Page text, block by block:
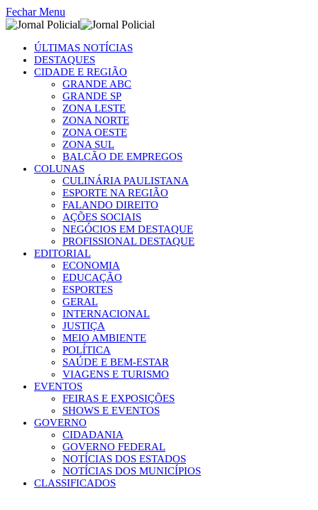
Fechar Menu
ÚLTIMAS NOTÍCIAS
DESTAQUES
CIDADE E REGIÃO
GRANDE ABC
GRANDE SP
ZONA LESTE
ZONA NORTE
ZONA OESTE
ZONA SUL
BALCÃO DE EMPREGOS
COLUNAS
CULINÁRIA PAULISTANA
ESPORTE NA REGIÃO
FALANDO DIREITO
AÇÕES SOCIAIS
NEGÓCIOS EM DESTAQUE
PROFISSIONAL DESTAQUE
EDITORIAL
ECONOMIA
EDUCAÇÃO
ESPORTES
GERAL
INTERNACIONAL
JUSTIÇA
MEIO AMBIENTE
POLÍTICA
SAÚDE E BEM-ESTAR
VIAGENS E TURISMO
EVENTOS
FEIRAS E EXPOSIÇÕES
SHOWS E EVENTOS
GOVERNO
CIDADANIA
GOVERNO FEDERAL
NOTÍCIAS DOS ESTADOS
NOTÍCIAS DOS MUNICÍPIOS
CLASSIFICADOS